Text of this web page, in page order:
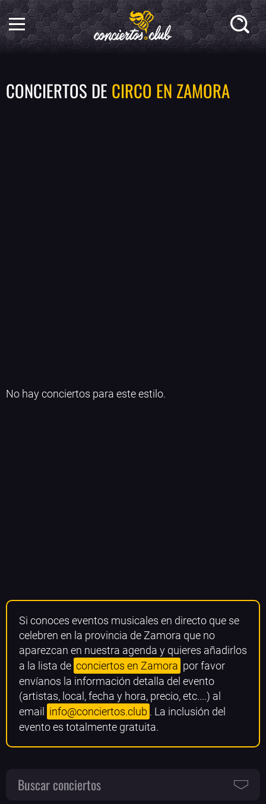
CONCIERTOS DE CIRCO EN ZAMORA
No hay conciertos para este estilo.
Si conoces eventos musicales en directo que se
celebren en la provincia de Zamora que no
aparezcan en nuestra agenda y quieres añadirlos
a la lista de conciertos en Zamora por favor
envíanos la información detalla del evento
(artistas, local, fecha y hora, precio, etc....) al
email
info@conciertos.club . La inclusión del
evento es totalmente gratuita.
Buscar conciertos